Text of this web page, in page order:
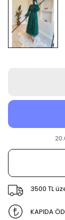
3500 TL
KAPIDA